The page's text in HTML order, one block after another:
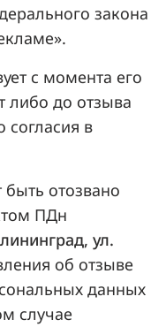
закона
с момента его
либо до отзыва
в
отозвано
ПДн
ул.
об отзыве
данных
случае